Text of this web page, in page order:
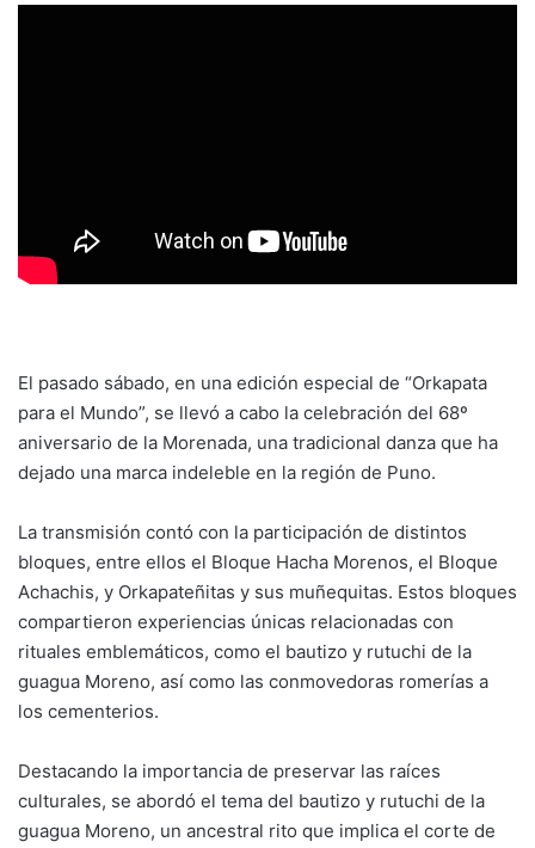
El pasado sábado, en una edición especial de “Orkapata
para el Mundo”, se llevó a cabo la celebración del 68º
aniversario de la Morenada, una tradicional danza que ha
dejado una marca indeleble en la región de Puno.
La transmisión contó con la participación de distintos
bloques, entre ellos el Bloque Hacha Morenos, el Bloque
Achachis, y Orkapateñitas y sus muñequitas. Estos bloques
compartieron experiencias únicas relacionadas con
rituales emblemáticos, como el bautizo y rutuchi de la
guagua Moreno, así como las conmovedoras romerías a
los cementerios.
Destacando la importancia de preservar las raíces
culturales, se abordó el tema del bautizo y rutuchi de la
guagua Moreno, un ancestral rito que implica el corte de